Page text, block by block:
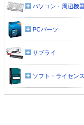
パソコン・周辺機
PCパーツ
サプライ
ソフト・ライセンス